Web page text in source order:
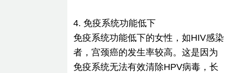
4. 免疫系统功能低下
免疫系统功能低下的女性，如HIV感染
者，宫颈癌的发生率较高。这是因为
免疫系统无法有效清除HPV病毒，长